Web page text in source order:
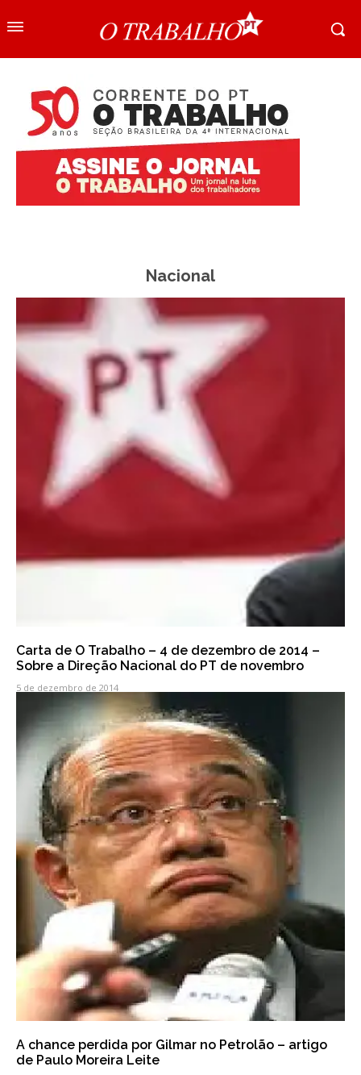
Nacional
Carta de O Trabalho – 4 de dezembro de 2014 –
Sobre a Direção Nacional do PT de novembro
5 de dezembro de 2014
A chance perdida por Gilmar no Petrolão – artigo
de Paulo Moreira Leite